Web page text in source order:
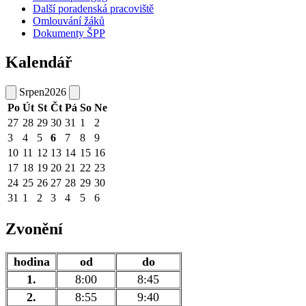
Další poradenská pracoviště
Omlouvání žáků
Dokumenty ŠPP
Kalendář
Srpen2026
Po Út St Čt Pá So Ne
27 28 29 30 31 1
2
3
4 5 6 7 8
9
10 11 12 13 14 15 16
17 18 19 20 21 22 23
24 25 26 27 28 29 30
31 1 2 3 4 5 6
Zvonění
hodina od
do
1.
8:00
8:45
2.
8:55 9:40